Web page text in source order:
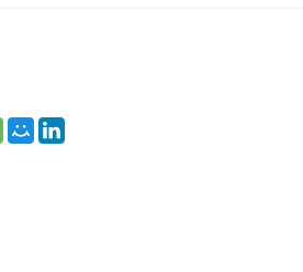
для подростков: что нужно знать
25 лучших отелей мира